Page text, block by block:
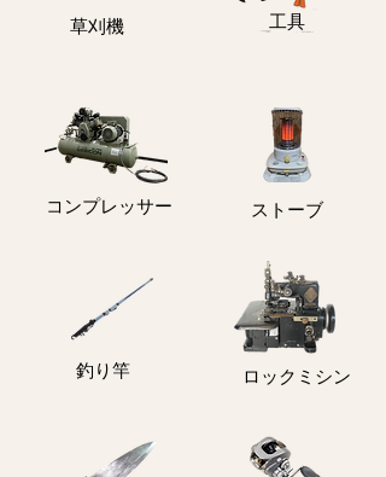
​草刈機 ​工具
コンプレッサー ストーブ
釣り竿 ロックミシン